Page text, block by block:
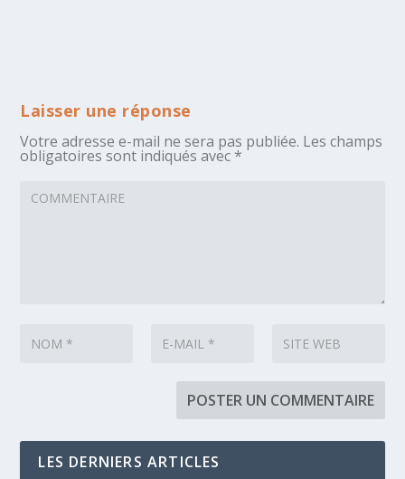
Laisser une réponse
Votre adresse e-mail ne sera pas publiée. Les champs
obligatoires sont indiqués avec *
LES DERNIERS ARTICLES